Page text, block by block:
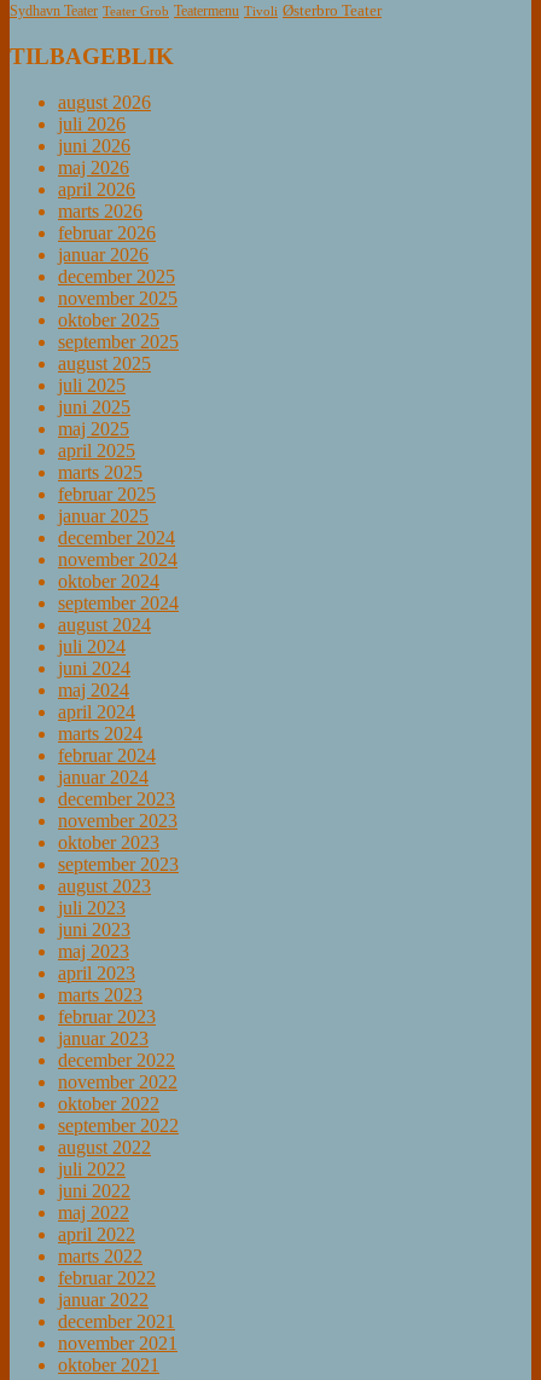
Sydhavn Teater Teater Grob Teatermenu Tivoli Østerbro Teater
TILBAGEBLIK
august 2026
juli 2026
juni 2026
maj 2026
april 2026
marts 2026
februar 2026
januar 2026
december 2025
november 2025
oktober 2025
september 2025
august 2025
juli 2025
juni 2025
maj 2025
april 2025
marts 2025
februar 2025
januar 2025
december 2024
november 2024
oktober 2024
september 2024
august 2024
juli 2024
juni 2024
maj 2024
april 2024
marts 2024
februar 2024
januar 2024
december 2023
november 2023
oktober 2023
september 2023
august 2023
juli 2023
juni 2023
maj 2023
april 2023
marts 2023
februar 2023
januar 2023
december 2022
november 2022
oktober 2022
september 2022
august 2022
juli 2022
juni 2022
maj 2022
april 2022
marts 2022
februar 2022
januar 2022
december 2021
november 2021
oktober 2021